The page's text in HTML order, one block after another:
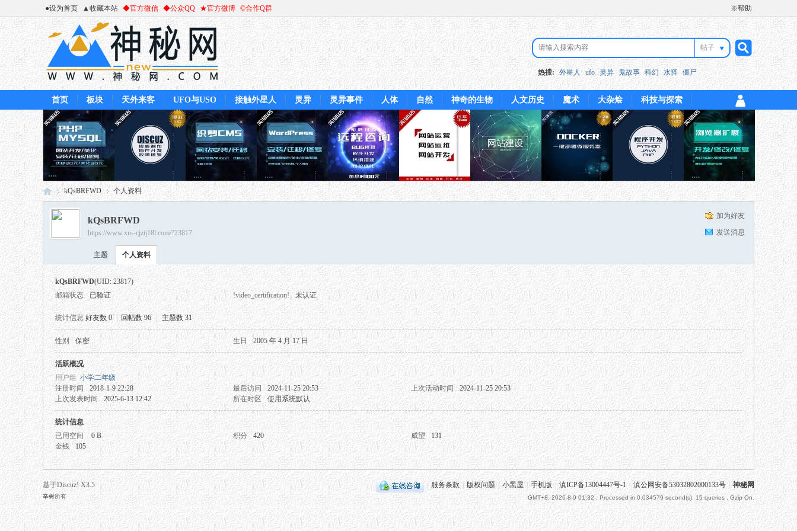
●设为首页 ▲收藏本站 ◆官方微信 ◆公众QQ ★官方微博 ©合作Q群 ※帮助
帖子
搜
索
热搜: 外星人 ufo 灵异 鬼故事 科幻 水怪 僵尸
首页 板块 天外来客 UFO与USO 接触外星人 灵异 灵异事件 人体 自然 神奇的生物 人文历史 魔术 大杂烩 科技与探索
秘
网
›
kQsBRFWD 个人资料
加为好友
发送消息
kQsBRFWD
https://www.xn--cjztj18l.com/?23817
主题 个人资料
kQsBRFWD(UID: 23817)
邮箱状态
已验证 !video_certification! 未认证
统计信息 好友数 0 回帖数 96 主题数 31
性别 保密 生日 2005 年 4 月 17 日
活跃概况
用户组 小学二年级
注册时间
2018-1-9 22:28 最后访问 2024-11-25 20:53 上次活动时间
2024-11-25 20:53
上次发表时间
2025-6-13 12:42 所在时区 使用系统默认
统计信息
已用空间
0 B 积分 420 威望
131
金钱
105
服务条款 版权问题 | 小黑屋 手机版 滇ICP备13004447号-1 | 滇公网安备53032802000133号 神秘网
GMT+8, 2026-8-9 01:32 , Processed in 0.034579 second(s), 15 queries , Gzip On.
基于Discuz! X3.5
辛树所有